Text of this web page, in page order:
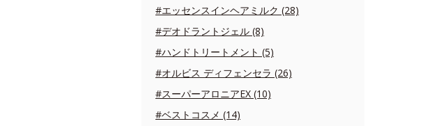
#エッセンスインヘアミルク (28)
#デオドラントジェル (8)
#ハンドトリートメント (5)
#オルビス ディフェンセラ (26)
#スーパーアロニアEX (10)
#ベストコスメ (14)